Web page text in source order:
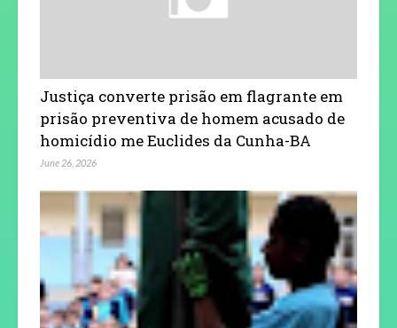
Justiça converte prisão em flagrante em
prisão preventiva de homem acusado de
homicídio me Euclides da Cunha-BA
June 26, 2026